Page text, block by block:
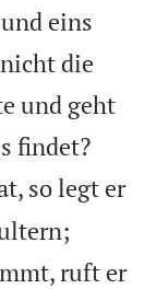
eins
die
und geht
findet?
so legt er
ruft er